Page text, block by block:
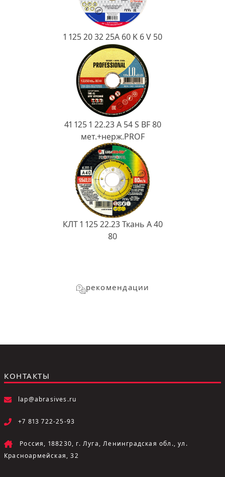
1 125 20 32 25А 60 K 6 V 50
41 125 1 22.23 A 54 S BF 80
мет.+нерж.PROF
КЛТ 1 125 22.23 Ткань A 40
80
рекомендации
КОНТАКТЫ
lap@abrasives.ru
+7 813 722-25-93
Россия, 188230, г. Луга, Ленинградская обл., ул.
Красноармейская, 32